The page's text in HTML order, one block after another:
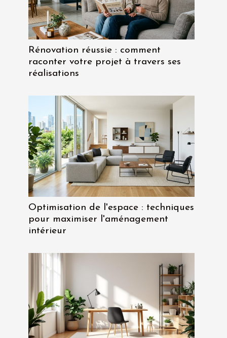
Rénovation réussie : comment
raconter votre projet à travers ses
réalisations
Optimisation de l'espace : techniques
pour maximiser l'aménagement
intérieur